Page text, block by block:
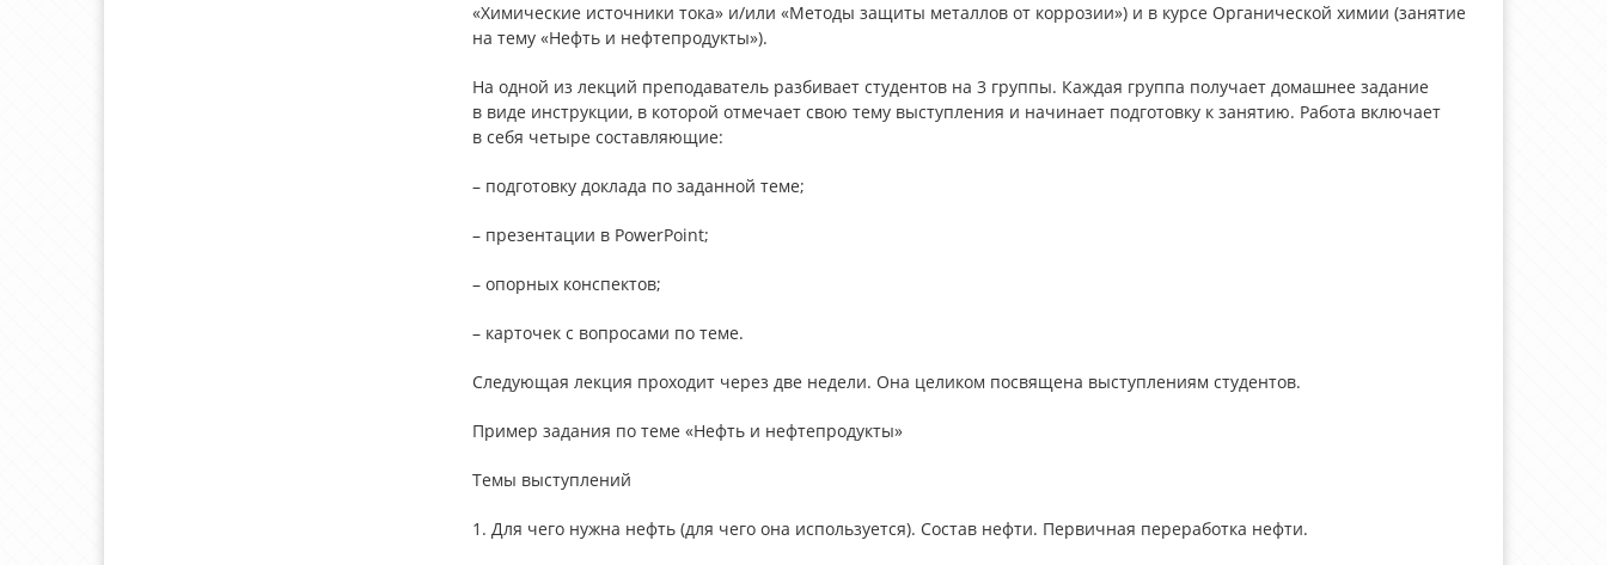
«Химические источники тока» и/или «Методы защиты металлов от коррозии») и в курсе Органической химии (занятие
на тему «Нефть и нефтепродукты»).
На одной из лекций преподаватель разбивает студентов на 3 группы. Каждая группа получает домашнее задание
в виде инструкции, в которой отмечает свою тему выступления и начинает подготовку к занятию. Работа включает
в себя четыре составляющие:
– подготовку доклада по заданной теме;
– презентации в PowerPoint;
– опорных конспектов;
– карточек с вопросами по теме.
Следующая лекция проходит через две недели. Она целиком посвящена выступлениям студентов.
Пример задания по теме «Нефть и нефтепродукты»
Темы выступлений
1. Для чего нужна нефть (для чего она используется). Состав нефти. Первичная переработка нефти.